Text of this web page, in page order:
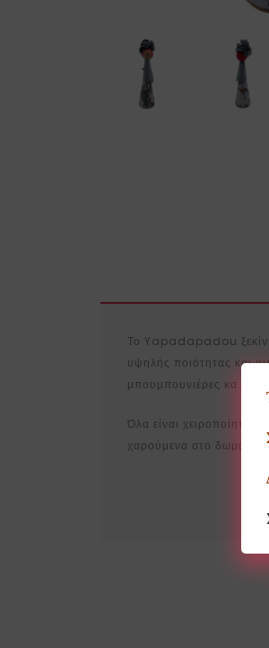
Το Yapadapadou
υψηλής ποιότητας και
μπουμπουνιέρες κα.
Όλα είναι χειροποίητα,
χαρούμενα στο δωμάτιο